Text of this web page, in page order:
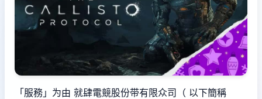
「服務」为由 就肆電競股份带有限众司（ 以下簡稱